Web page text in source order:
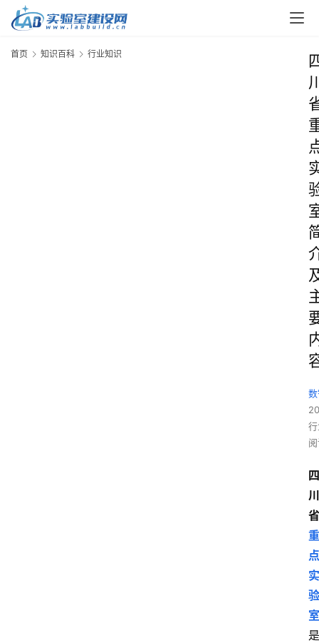
首页 知识百科 行业知识
四
川
省
重
点
实
验
室
是